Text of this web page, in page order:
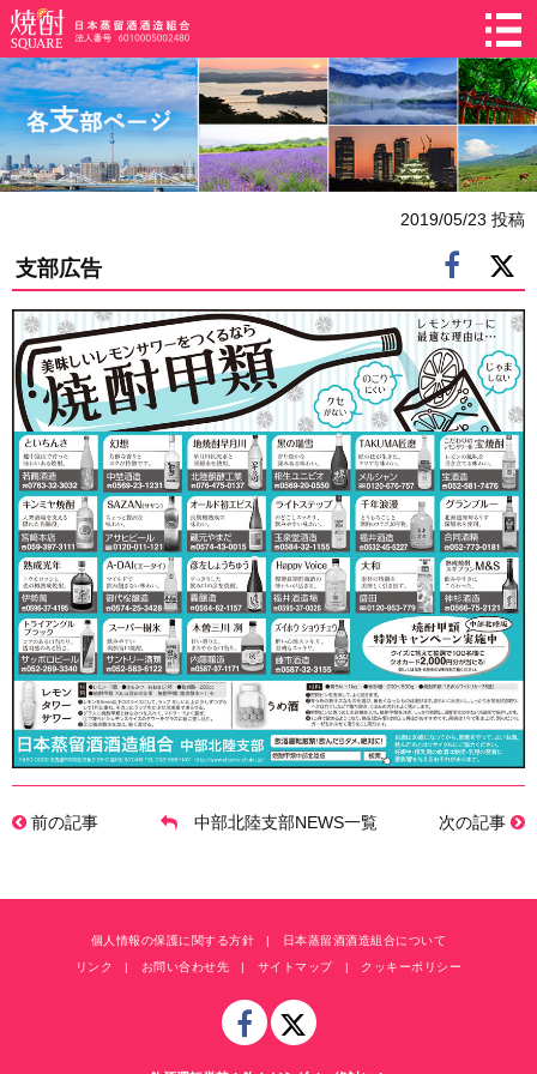
2019/05/23 投稿
支部広告
前の記事 次の記事
中部北陸支部NEWS一覧
個人情報の保護に関する方針
日本蒸留酒酒造組合について
リンク
お問い合わせ先 サイトマップ クッキーポリシー